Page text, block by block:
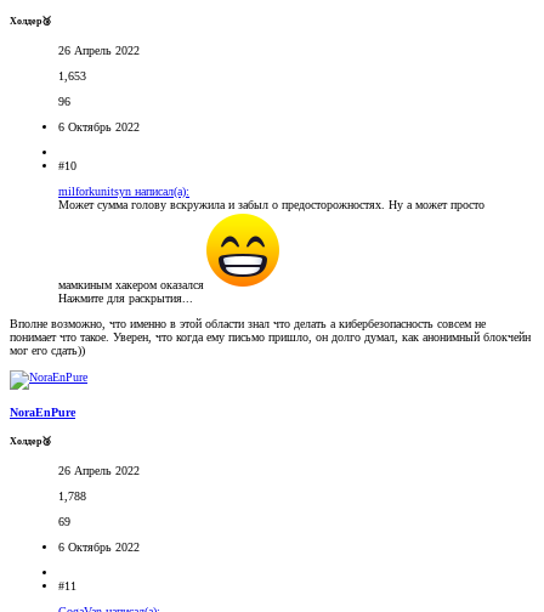
Холдер🥉
26 Апрель 2022
1,653
96
6 Октябрь 2022
#10
milforkunitsyn написал(а):
Может сумма голову вскружила и забыл о предосторожностях. Ну а может просто
мамкиным хакером оказался
Нажмите для раскрытия...
Вполне возможно, что именно в этой области знал что делать а кибербезопасность совсем не
понимает что такое. Уверен, что когда ему письмо пришло, он долго думал, как анонимный блокчейн
мог его сдать))
NoraEnPure
Холдер🥉
26 Апрель 2022
1,788
69
6 Октябрь 2022
#11